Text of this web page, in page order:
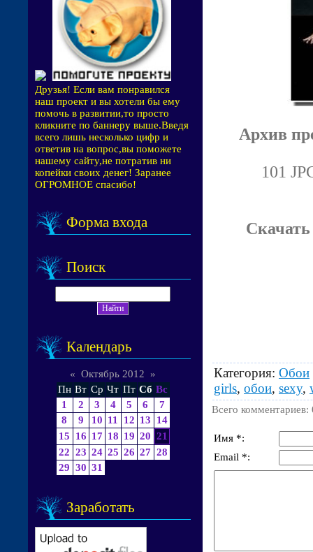
Друзья! Если вам понравился
наш проект и вы хотели бы ему
помочь в развитии,то просто
кликните по баннеру выше.Введя
всего лишь несколько цифр и
ответив на вопрос,вы поможете
нашему сайту,не потратив ни
копейки своих денег! Заранее
ОГРОМНОЕ спасибо!
Форма входа
Поиск
Календарь
« Октябрь 2012
»
Пн Вт Ср Чт Пт Сб Вс
1
2 3 4 5 6
7
8
9 10 11 12 13
14
15
16 17 18 19 20 21
22 23 24 25 26 27 28
29 30 31
Заработать
Архив
101
Категория: Обои
girls, обои, sexy,
Всего комментариев:
Имя *:
Email *: